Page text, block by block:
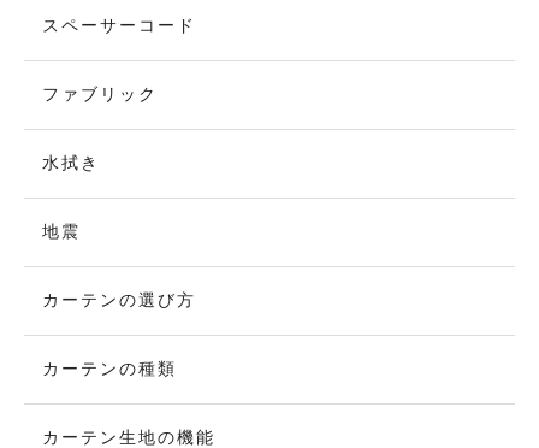
スペーサーコード
ファブリック
水拭き
地震
カーテンの選び方
カーテンの種類
カーテン生地の機能